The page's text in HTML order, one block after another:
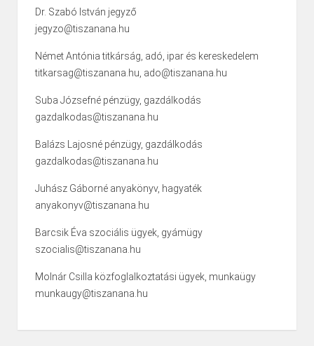
Dr. Szabó István jegyző
jegyzo@tiszanana.hu
Német Antónia titkárság, adó, ipar és kereskedelem
titkarsag@tiszanana.hu, ado@tiszanana.hu
Suba Józsefné pénzügy, gazdálkodás
gazdalkodas@tiszanana.hu
Balázs Lajosné pénzügy, gazdálkodás
gazdalkodas@tiszanana.hu
Juhász Gáborné anyakönyv, hagyaték
anyakonyv@tiszanana.hu
Barcsik Éva szociális ügyek, gyámügy
szocialis@tiszanana.hu
Molnár Csilla közfoglalkoztatási ügyek, munkaügy
munkaugy@tiszanana.hu